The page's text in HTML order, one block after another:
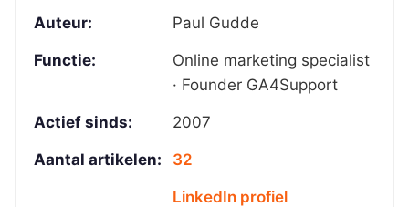
Auteur: Paul Gudde
Functie:
Online marketing specialist
· Founder GA4Support
Actief sinds: 2007
Aantal artikelen: 32
LinkedIn profiel